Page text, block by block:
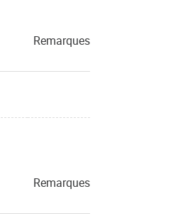
Remarques
Remarques